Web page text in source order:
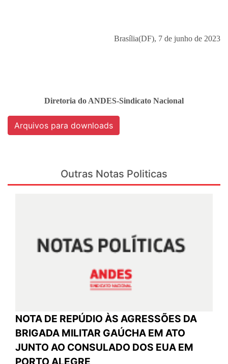
Brasília(DF), 7 de junho de 2023
Diretoria do ANDES-Sindicato Nacional
Arquivos para downloads
Outras Notas Politicas
NOTA DE REPÚDIO ÀS AGRESSÕES DA
BRIGADA MILITAR GAÚCHA EM ATO
JUNTO AO CONSULADO DOS EUA EM
PORTO ALEGRE